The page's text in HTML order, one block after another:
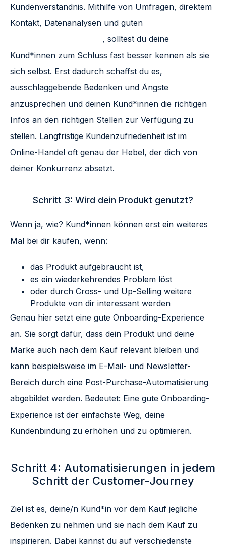
Kundenverständnis. Mithilfe von Umfragen, direktem
Kontakt, Datenanalysen und guten
, solltest du deine
Kund*innen zum Schluss fast besser kennen als sie
sich selbst. Erst dadurch schaffst du es,
ausschlaggebende Bedenken und Ängste
anzusprechen und deinen Kund*innen die richtigen
Infos an den richtigen Stellen zur Verfügung zu
stellen. Langfristige Kundenzufriedenheit ist im
Online-Handel oft genau der Hebel, der dich von
deiner Konkurrenz absetzt.
Schritt 3: Wird dein Produkt genutzt?
Wenn ja, wie? Kund*innen können erst ein weiteres
Mal bei dir kaufen, wenn:
das Produkt aufgebraucht ist,
es ein wiederkehrendes Problem löst
oder durch Cross- und Up-Selling weitere
Produkte von dir interessant werden
Genau hier setzt eine gute Onboarding-Experience
an. Sie sorgt dafür, dass dein Produkt und deine
Marke auch nach dem Kauf relevant bleiben und
kann beispielsweise im E-Mail- und Newsletter-
Bereich durch eine Post-Purchase-Automatisierung
abgebildet werden. Bedeutet: Eine gute Onboarding-
Experience ist der einfachste Weg, deine
Kundenbindung zu erhöhen und zu optimieren.
Schritt 4: Automatisierungen in jedem
Schritt der Customer-Journey
Ziel ist es, deine/n Kund*in vor dem Kauf jegliche
Bedenken zu nehmen und sie nach dem Kauf zu
inspirieren. Dabei kannst du auf verschiedenste